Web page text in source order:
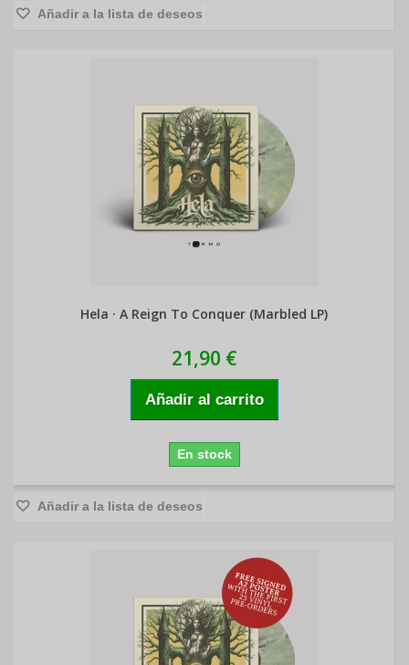
Añadir a la lista de deseos
Hela · A Reign To Conquer (Marbled LP)
21,90 €
Añadir al carrito
En stock
Añadir a la lista de deseos